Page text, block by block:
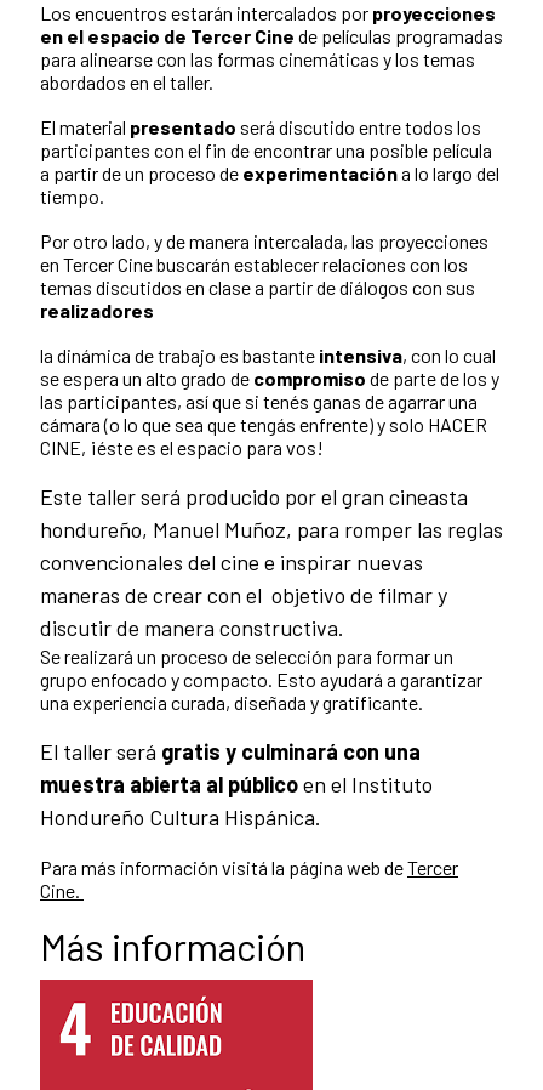
Los encuentros estarán intercalados por proyecciones
en el espacio de Tercer Cine de películas programadas
para alinearse con las formas cinemáticas y los temas
abordados en el taller.
El material presentado será discutido entre todos los
participantes con el fin de encontrar una posible película
a partir de un proceso de experimentacióna lo largo del
tiempo.
Por otro lado, y de manera intercalada, las proyecciones
en Tercer Cine buscarán establecer relaciones con los
temas discutidos en clase a partir de diálogos con sus
realizadores
la dinámica de trabajo es bastante intensiva, con lo cual
se espera un alto grado de compromiso de parte de los y
las participantes, así que si tenés ganas de agarrar una
cámara (o lo que sea que tengás enfrente) y solo HACER
CINE, ¡éste es el espacio para vos!
Este taller será producido por el gran cineasta
hondureño, Manuel Muñoz, para romper las reglas
convencionales del cine e inspirar nuevas
maneras de crear con el objetivo de filmar y
discutir de manera constructiva.
Se realizará un proceso de selección para formar un
grupo enfocado y compacto. Esto ayudará a garantizar
una experiencia curada, diseñada y gratificante.
El taller será gratis y culminará con una
muestra abierta al públicoen el Instituto
Hondureño Cultura Hispánica.
Para más información visitá la página web deTercer
Cine.
Más información